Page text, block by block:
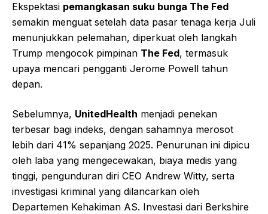
Ekspektasi pemangkasan suku bunga The Fed
semakin menguat setelah data pasar tenaga kerja Juli
menunjukkan pelemahan, diperkuat oleh langkah
Trump mengocok pimpinan The Fed, termasuk
upaya mencari pengganti Jerome Powell tahun
depan.
Sebelumnya, UnitedHealth menjadi penekan
terbesar bagi indeks, dengan sahamnya merosot
lebih dari 41% sepanjang 2025. Penurunan ini dipicu
oleh laba yang mengecewakan, biaya medis yang
tinggi, pengunduran diri CEO Andrew Witty, serta
investigasi kriminal yang dilancarkan oleh
Departemen Kehakiman AS. Investasi dari Berkshire